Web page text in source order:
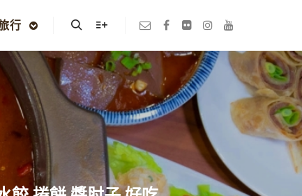
行